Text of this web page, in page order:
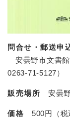
問合せ・郵送申
安曇野市文書
0263-71-5127）
販売場所 安曇
価格 500円（税